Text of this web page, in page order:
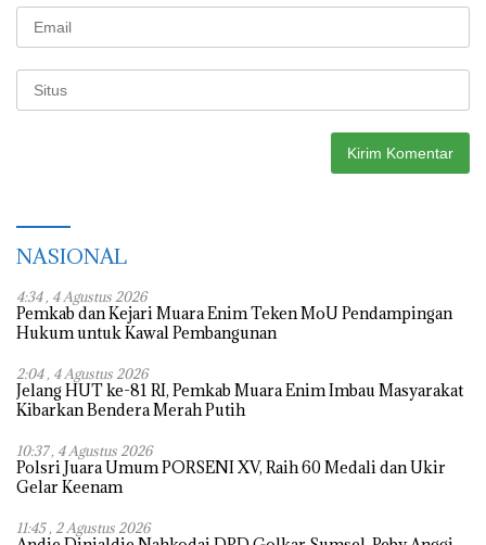
NASIONAL
4:34 , 4 Agustus 2026
Pemkab dan Kejari Muara Enim Teken MoU Pendampingan
Hukum untuk Kawal Pembangunan
2:04 , 4 Agustus 2026
Jelang HUT ke-81 RI, Pemkab Muara Enim Imbau Masyarakat
Kibarkan Bendera Merah Putih
10:37 , 4 Agustus 2026
Polsri Juara Umum PORSENI XV, Raih 60 Medali dan Ukir
Gelar Keenam
11:45 , 2 Agustus 2026